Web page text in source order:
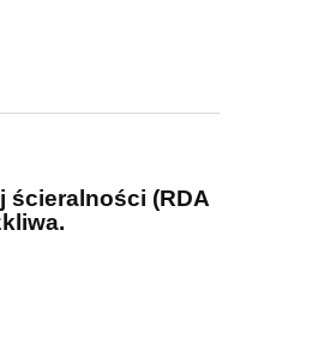
ścieralności (RDA